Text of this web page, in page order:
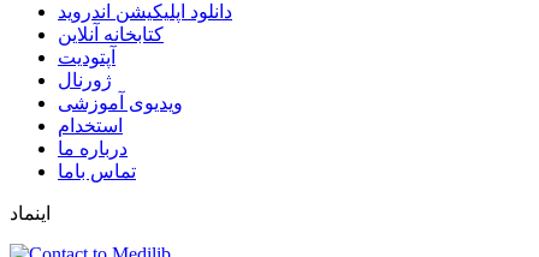
دانلود اپلیکیشن اندروید
ﮐﺘﺎﺑﺨﺎﻧﻪ ﺁﻧﻼﯾﻦ
ﺁﭘﺘﻮﺩﯾﺖ
ﮊﻭﺭﻧﺎﻝ
ویدیوی آموزشی
استخدام
درباره ما
ﺗﻤﺎﺱ ﺑﺎﻣﺎ
اینماد